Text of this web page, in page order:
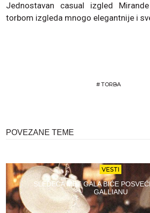
Jednostavan casual izgled
torbom izgleda mnogo elegantnije i
#TORBA
POVEZANE TEME
VESTI
SLEDEĆA MET GALA BIĆE
GALLIANU